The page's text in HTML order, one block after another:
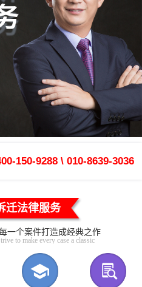
150-9288 \ 010-8639-3036
迁法律服务
一个案件打造成经典之作
to make every case a classic